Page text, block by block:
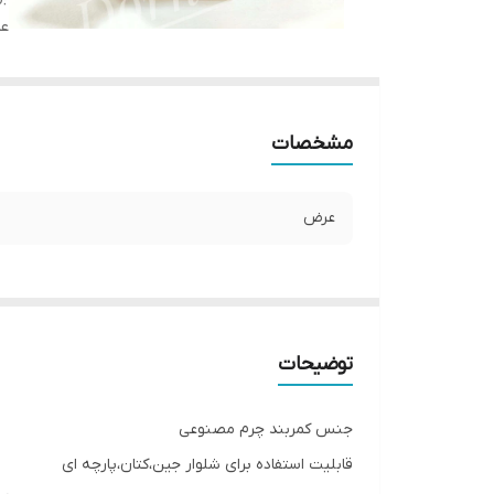
مشخصات
عرض
توضیحات
جنس کمربند چرم مصنوعی
قابلیت استفاده برای شلوار جین،کتان،پارچه ای